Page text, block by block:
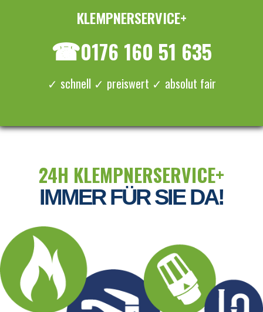
KLEMPNERSERVICE+
☎0176 160 51 635
✓ schnell ✓ preiswert ✓ absolut fair
24H KLEMPNERSERVICE+
IMMER FÜR SIE DA!